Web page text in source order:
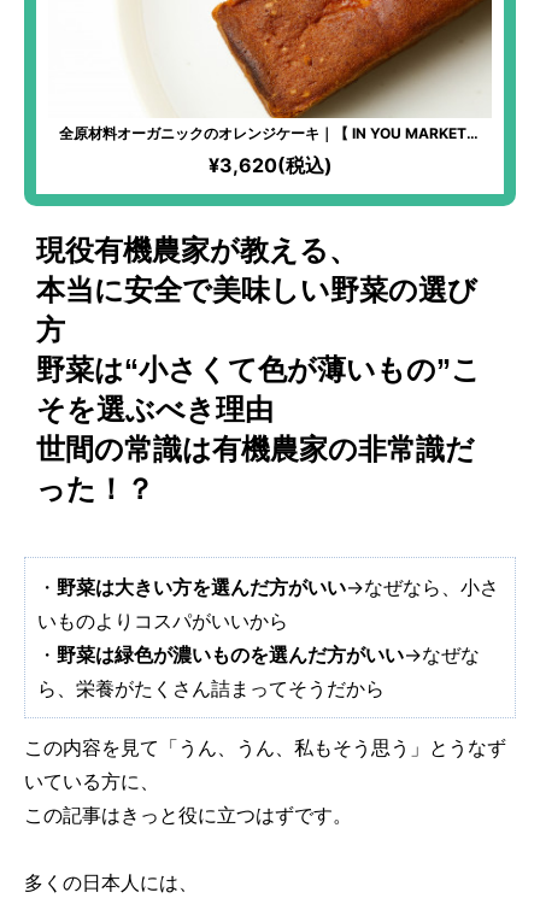
全原材料オーガニックのオレンジケーキ｜【 IN YOU MARKET限
定】化学物質過敏症の方も安心して食べられるケーキ！全原材料有
機！オレンジならではの爽やかな味わいが楽しめる！
¥3,620(税込)
現役有機農家が教える、
本当に安全で美味しい野菜の選び
方
野菜は“小さくて色が薄いもの”こ
そを選ぶべき理由
世間の常識は有機農家の非常識だ
った！？
・ 野菜は大きい方を選んだ方がいい→なぜなら、小さ
いものよりコスパがいいから
・ 野菜は緑色が濃いものを選んだ方がいい→なぜな
ら、栄養がたくさん詰まってそうだから
この内容を見て「うん、うん、私もそう思う」とうなず
いている方に、
この記事はきっと役に立つはずです。
多くの日本人には、